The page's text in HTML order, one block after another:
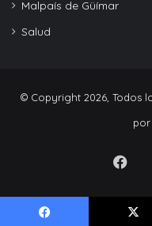
Malpaís de Güímar
Salud
© Copyright 2026, Todos
por